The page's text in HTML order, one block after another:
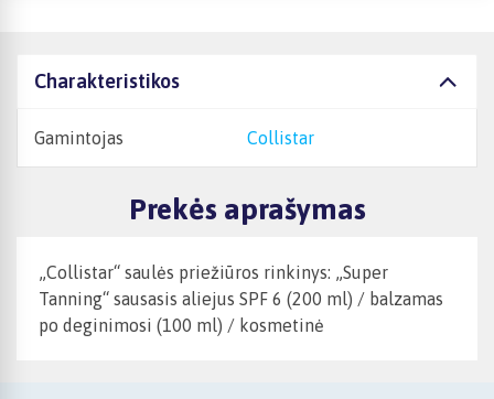
Charakteristikos
Gamintojas Collistar
Prekės aprašymas
„Collistar“ saulės priežiūros rinkinys: „Super
Tanning“ sausasis aliejus SPF 6 (200 ml) / balzamas
po deginimosi (100 ml) / kosmetinė